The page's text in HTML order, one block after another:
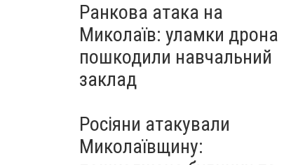
Ранкова атака на
Миколаїв: уламки дрона
пошкодили навчальний
заклад
Росіяни атакували
Миколаївщину: